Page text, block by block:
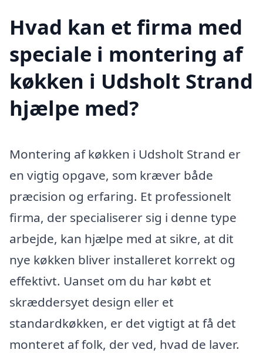
Hvad kan et firma med
speciale i montering af
køkken i Udsholt Strand
hjælpe med?
Montering af køkken i Udsholt Strand er
en vigtig opgave, som kræver både
præcision og erfaring. Et professionelt
firma, der specialiserer sig i denne type
arbejde, kan hjælpe med at sikre, at dit
nye køkken bliver installeret korrekt og
effektivt. Uanset om du har købt et
skræddersyet design eller et
standardkøkken, er det vigtigt at få det
monteret af folk, der ved, hvad de laver.